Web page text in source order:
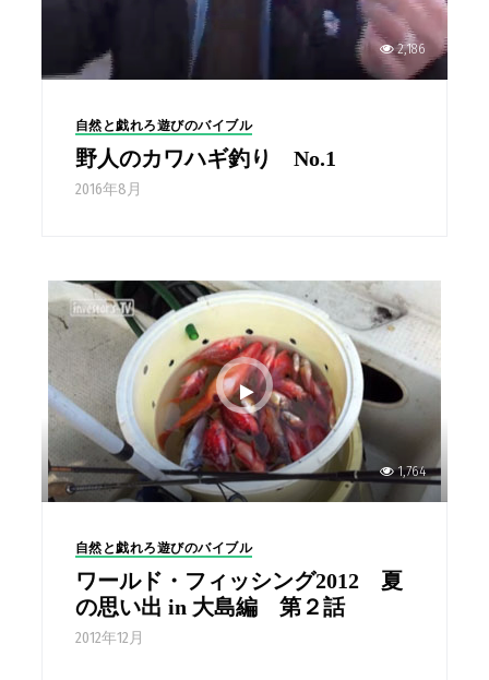
2,186
自然と戯れろ遊びのバイブル
野人のカワハギ釣り No.1
2016年8月
1,764
自然と戯れろ遊びのバイブル
ワールド・フィッシング2012 夏
の思い出 in 大島編 第２話
2012年12月